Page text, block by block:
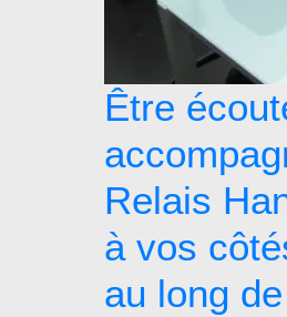
Être
Relais
à vos
au long